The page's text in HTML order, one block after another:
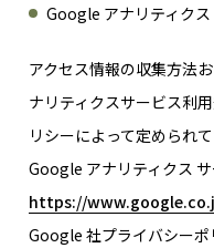
Google アナリティクス
アクセス情報の収集方法
ナリティクスサービス利
リシーによって定められて
Google アナリティクス サ
https://
Google 社プライバシーポ